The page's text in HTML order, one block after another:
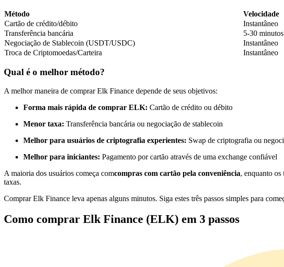
Futuros usando USDC como garantia
Copiar Trading
Método Velocidade
Cartão de crédito/débito
Instantâneo
Transferência bancária
5-30
Negociação de Stablecoin (USDT/USDC)
Instantâneo
Troca de Criptomoedas/Carteira
Instantâneo
Qual é o melhor método?
A melhor maneira de comprar Elk Finance depende de seus objetivos:
Forma mais rápida de comprar ELK: Cartão de crédito ou débito
Menor taxa: Transferência bancária ou negociação de stablecoin
Melhor para usuários de criptografia experientes: Swap de criptografia ou
Melhor para iniciantes: Pagamento por cartão através de uma exchange confiável
A maioria dos usuários começa comcompras com cartão pela conveniência, enquanto os
taxas.
Comprar Elk Finance leva apenas alguns minutos. Siga estes três passos simples para
Como comprar Elk Finance (ELK) em 3 passos